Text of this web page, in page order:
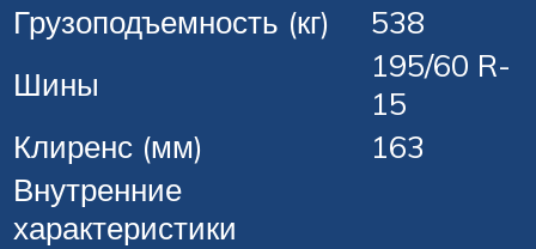
Грузоподъемность (кг)
538
Шины
195/60 R-
15
Клиренс (мм)
163
Внутренние
характеристики